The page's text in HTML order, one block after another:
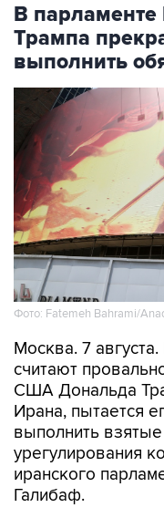
В
Трампа
выполнить
Фото: Fatemeh Bahrami/
Москва. 7
считают
США Дональда
Ирана, пытается
выполнить
урегулирования
иранского
Галибаф.